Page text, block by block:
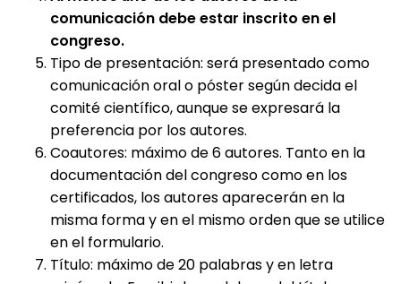
comunicación debe estar inscrito en el
congreso.
Tipo de presentación: será presentado como
comunicación oral o póster según decida el
comité científico, aunque se expresará la
preferencia por los autores.
Coautores: máximo de 6 autores. Tanto en la
documentación del congreso como en los
certificados, los autores aparecerán en la
misma forma y en el mismo orden que se utilice
en el formulario.
Título: máximo de 20 palabras y en letra